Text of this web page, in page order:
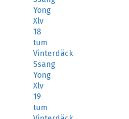
Xlv
18
tum
Vinterdäck
Ssang
Yong
Xlv
19
tum
Vinterdäck
Ssang